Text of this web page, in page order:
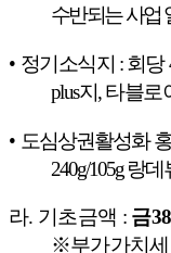
수반되는 사업
• 정기소식지 :회당
plus지 ,타블로
• 도심상권활성화
240g/105g랑데
라. 기초금액 : 금
※부가가치